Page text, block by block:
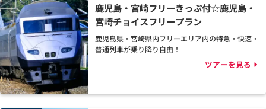
鹿児島・宮崎フリーきっぷ付☆鹿児島・
宮崎チョイスフリープラン
鹿児島県・宮崎県内フリーエリア内の特急・快速・
普通列車が乗り降り自由！
ツアーを見る